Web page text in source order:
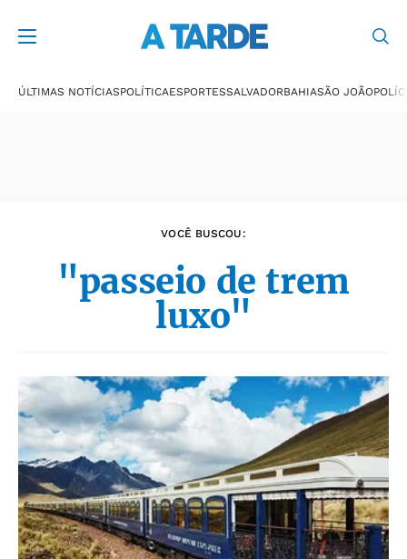
ÚLTIMAS NOTÍCIASPOLÍTICAESPORTESSALVADORBAHIASÃO JOÃO
VOCÊ BUSCOU:
"passeio de trem
luxo"